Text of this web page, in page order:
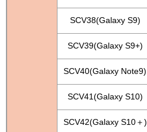
SCV38(Galaxy S9)
SCV39(Galaxy S9+)
SCV40(Galaxy Note9)
SCV41(Galaxy S10)
SCV42(Galaxy S10＋)